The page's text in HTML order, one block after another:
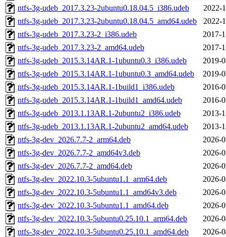
ntfs-3g-udeb_2017.3.23-2ubuntu0.18.04.5_i386.udeb
2022-
ntfs-3g-udeb_2017.3.23-2ubuntu0.18.04.5_amd64.udeb
2022-
ntfs-3g-udeb_2017.3.23-2_i386.udeb
2017-
ntfs-3g-udeb_2017.3.23-2_amd64.udeb
2017-
ntfs-3g-udeb_2015.3.14AR.1-1ubuntu0.3_i386.udeb
2019-
ntfs-3g-udeb_2015.3.14AR.1-1ubuntu0.3_amd64.udeb
2019-
ntfs-3g-udeb_2015.3.14AR.1-1build1_i386.udeb
2016-
ntfs-3g-udeb_2015.3.14AR.1-1build1_amd64.udeb
2016-
ntfs-3g-udeb_2013.1.13AR.1-2ubuntu2_i386.udeb
2013-
ntfs-3g-udeb_2013.1.13AR.1-2ubuntu2_amd64.udeb
2013-
ntfs-3g-dev_2026.7.7-2_arm64.deb
2026-
ntfs-3g-dev_2026.7.7-2_amd64v3.deb
2026-
ntfs-3g-dev_2026.7.7-2_amd64.deb
2026-
ntfs-3g-dev_2022.10.3-5ubuntu1.1_arm64.deb
2026-
ntfs-3g-dev_2022.10.3-5ubuntu1.1_amd64v3.deb
2026-
ntfs-3g-dev_2022.10.3-5ubuntu1.1_amd64.deb
2026-
ntfs-3g-dev_2022.10.3-5ubuntu0.25.10.1_arm64.deb
2026-
ntfs-3g-dev_2022.10.3-5ubuntu0.25.10.1_amd64.deb
2026-